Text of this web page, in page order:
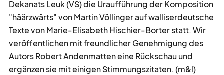
Dekanats Leuk (VS) die Uraufführung der Komposition
"häärzwärts" von Martin Völlinger auf walliserdeutsche
Texte von Marie-Elisabeth Hischier-Borter statt. Wir
veröffentlichen mit freundlicher Genehmigung des
Autors Robert Andenmatten eine Rückschau und
ergänzen sie mit einigen Stimmungszitaten. (m&l)